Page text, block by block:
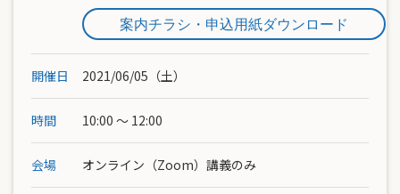
案内チラシ・申込用紙ダウンロード
開催日 2021/06/05（土）
時間 10:00 ～ 12:00
会場 オンライン（Zoom）講義のみ